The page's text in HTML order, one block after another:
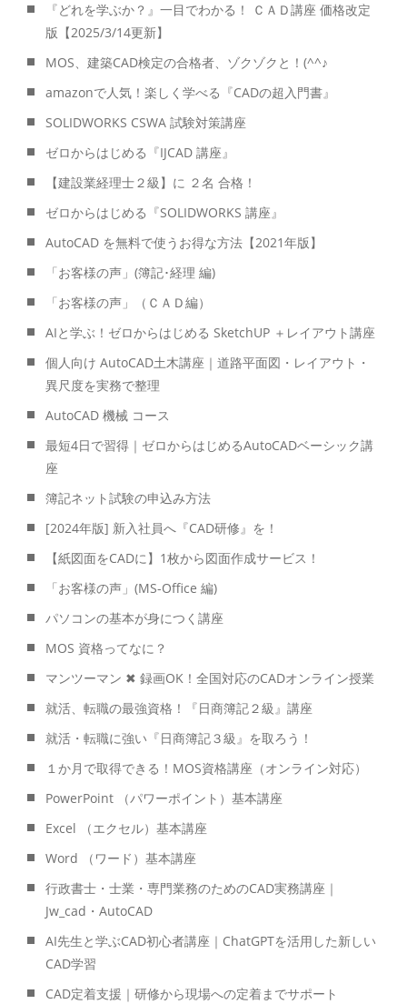
『どれを学ぶか？』一目でわかる！ ＣＡＤ講座 価格改定
版【2025/3/14更新】
MOS、建築CAD検定の合格者、ゾクゾクと！(^^♪
amazonで人気！楽しく学べる『CADの超入門書』
SOLIDWORKS CSWA 試験対策講座
ゼロからはじめる『IJCAD 講座』
【建設業経理士２級】に ２名 合格！
ゼロからはじめる『SOLIDWORKS 講座』
AutoCAD を無料で使うお得な方法【2021年版】
「お客様の声」(簿記･経理 編)
「お客様の声」（ＣＡＤ編）
AIと学ぶ！ゼロからはじめる SketchUP ＋レイアウト講座
個人向け AutoCAD土木講座｜道路平面図・レイアウト・
異尺度を実務で整理
AutoCAD 機械 コース
最短4日で習得｜ゼロからはじめるAutoCADベーシック講
座
簿記ネット試験の申込み方法
[2024年版] 新入社員へ『CAD研修』を！
【紙図面をCADに】1枚から図面作成サービス！
「お客様の声」(MS-Office 編)
パソコンの基本が身につく講座
MOS 資格ってなに？
マンツーマン ✖ 録画OK！全国対応のCADオンライン授業
就活、転職の最強資格！『日商簿記２級』講座
就活・転職に強い『日商簿記３級』を取ろう！
１か月で取得できる！MOS資格講座（オンライン対応）
PowerPoint （パワーポイント）基本講座
Excel （エクセル）基本講座
Word （ワード）基本講座
行政書士・士業・専門業務のためのCAD実務講座｜
Jw_cad・AutoCAD
AI先生と学ぶCAD初心者講座｜ChatGPTを活用した新しい
CAD学習
CAD定着支援｜研修から現場への定着までサポート